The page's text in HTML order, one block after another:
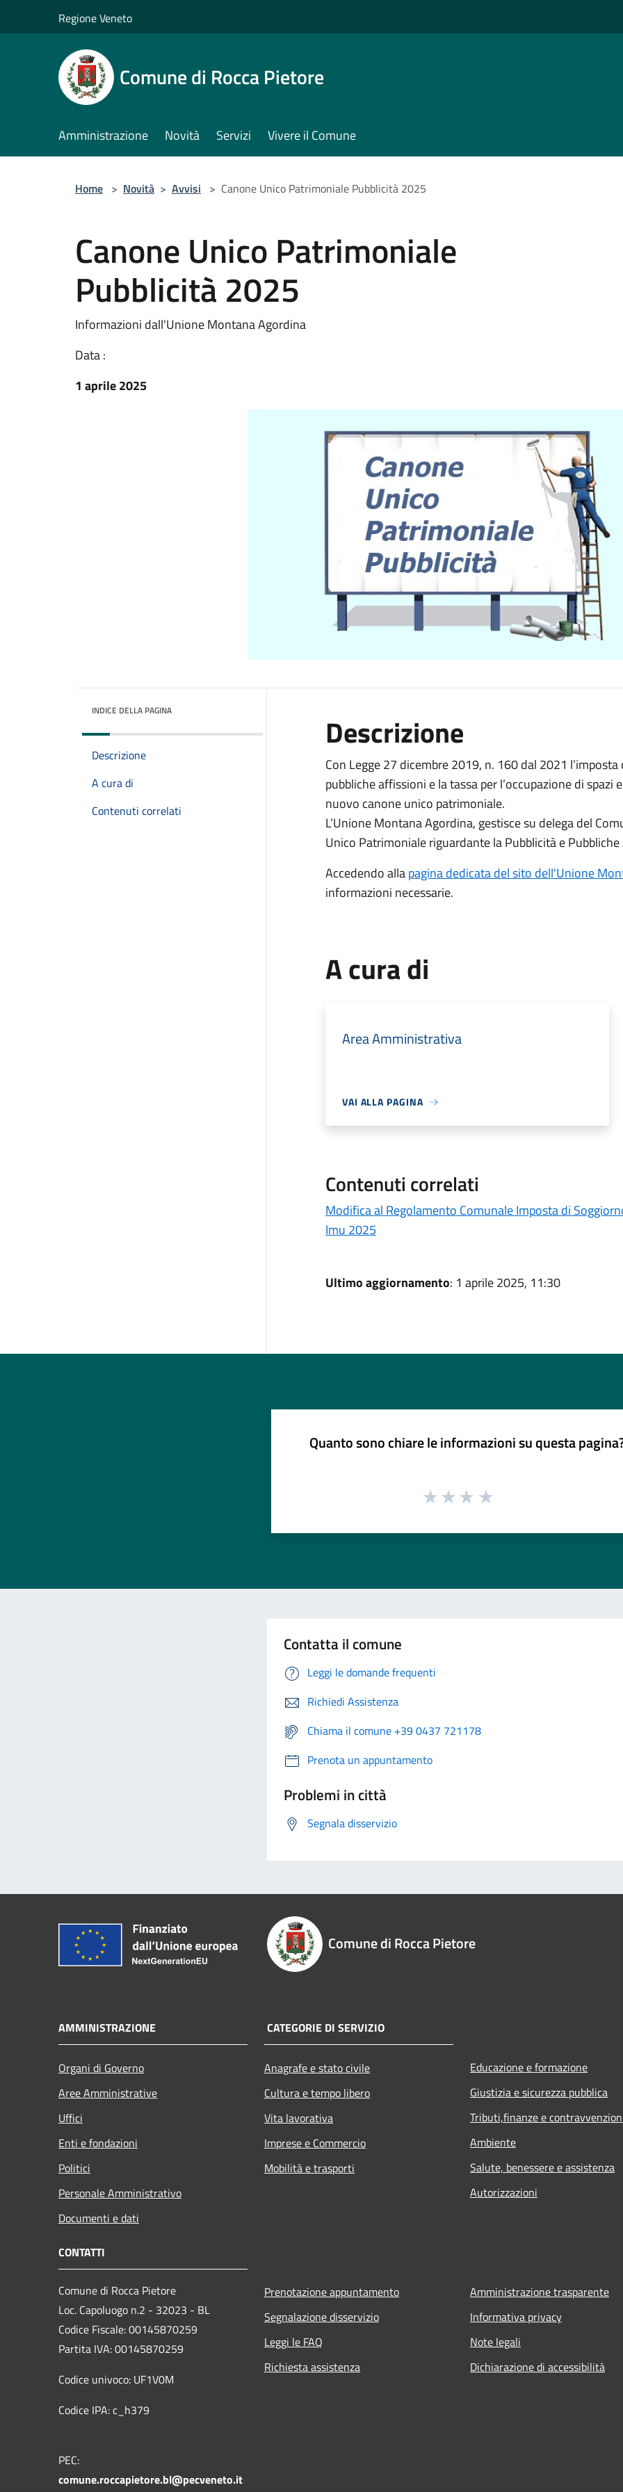
Regione Veneto
Comune di Rocca Pietore
Amministrazione Novità Servizi Vivere il Comune
Home > Novità > Avvisi > Canone Unico Patrimoniale Pubblicità 2025
Canone Unico Patrimoniale
Pubblicità 2025
Informazioni dall'Unione Montana Agordina
Data :
1 aprile 2025
INDICE DELLA PAGINA
Descrizione
A cura di
Contenuti correlati
Descrizione
Con Legge 27 dicembre 2019, n. 160 dal 2021
pubbliche affissioni e la tassa per l’occupazione di
nuovo canone unico patrimoniale.
L’Unione Montana Agordina, gestisce su delega del
Unico Patrimoniale riguardante la Pubblicità e
Accedendo allapagina dedicata del sito dell'Unione
informazioni necessarie.
A cura di
Area Amministrativa
VAI ALLA PAGINA
Contenuti correlati
Modifica al Regolamento Comunale Imposta di
Imu 2025
Ultimo aggiornamento: 1 aprile 2025, 11:30
Quanto sono chiare le informazioni su questa
Contatta il comune
Leggi le domande frequenti
Richiedi Assistenza
Chiama il comune +39 0437 721178
Prenota un appuntamento
Problemi in città
Segnala disservizio
Comune di Rocca Pietore
AMMINISTRAZIONE
Organi di Governo
Aree Amministrative
Uffici
Enti e fondazioni
Politici
Personale Amministrativo
Documenti e dati
CATEGORIE DI SERVIZIO
Anagrafe e stato civile
Cultura e tempo libero
Vita lavorativa
Imprese e Commercio
Mobilità e trasporti
Educazione e formazione
Giustizia e sicurezza pubblica
Tributi,finanze e
Ambiente
Salute, benessere e assistenza
Autorizzazioni
CONTATTI
Comune di Rocca Pietore
Loc. Capoluogo n.2 - 32023 - BL
Codice Fiscale: 00145870259
Partita IVA: 00145870259
Codice univoco: UF1V0M
Codice IPA: c_h379
PEC:
comune.roccapietore.bl@pecveneto.it
Prenotazione appuntamento
Segnalazione disservizio
Leggi le FAQ
Richiesta assistenza
Amministrazione trasparente
Informativa privacy
Note legali
Dichiarazione di accessibilità